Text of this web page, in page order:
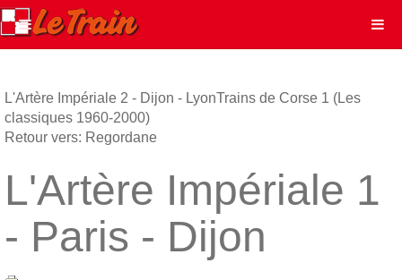
L'Artère Impériale 2 - Dijon - LyonTrains de Corse 1 (Les
classiques 1960-2000)
Retour vers: Regordane
L'Artère Impériale 1
- Paris - Dijon